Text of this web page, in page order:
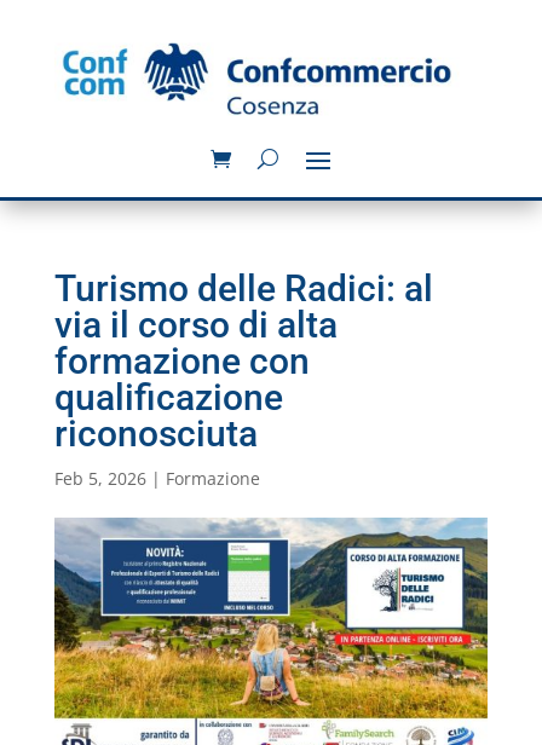
Turismo delle Radici: al
via il corso di alta
formazione con
qualificazione
riconosciuta
Feb 5, 2026| Formazione